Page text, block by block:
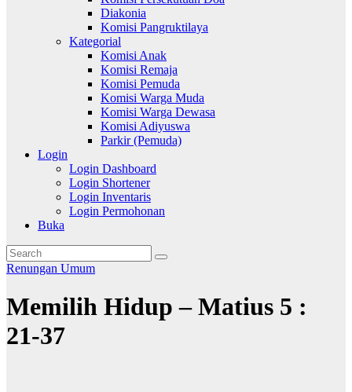
Diakonia
Komisi Pangruktilaya
Kategorial
Komisi Anak
Komisi Remaja
Komisi Pemuda
Komisi Warga Muda
Komisi Warga Dewasa
Komisi Adiyuswa
Parkir (Pemuda)
Login
Login Dashboard
Login Shortener
Login Inventaris
Login Permohonan
Buka
Renungan Umum
Memilih Hidup – Matius 5 :
21-37